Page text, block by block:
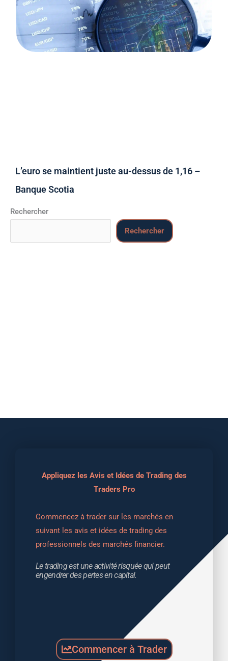
L’euro se maintient juste au-dessus de 1,16 –
Banque Scotia
Rechercher
Rechercher
Appliquez les Avis et Idées de Trading des
Traders Pro
Commencez à trader sur les marchés en
suivant les avis et idées de trading des
professionnels des marchés financier.
Le trading est une activité risquée qui peut
engendrer des pertes en capital.
Commencer à Trader